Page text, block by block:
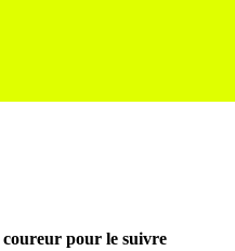
coureur pour le suivre